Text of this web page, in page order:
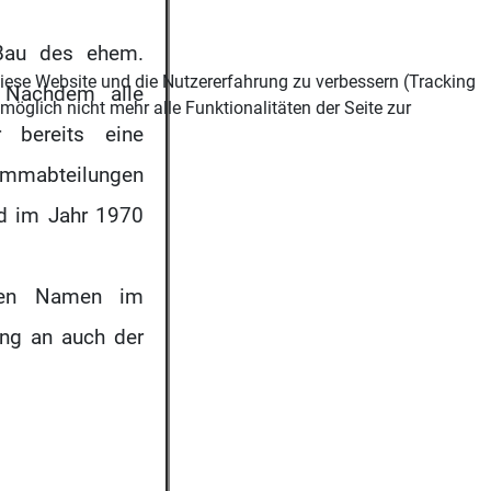
des ehem.
alle
bereits eine
im Jahr 1970
Namen im
an auch der
Website und die Nutzererfahrung zu verbessern (Tracking
nicht mehr alle Funktionalitäten der Seite zur